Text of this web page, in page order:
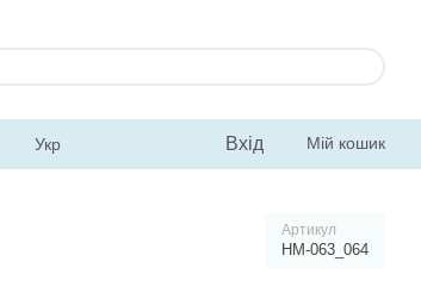
Укр Вхід Мій кошик
Артикул
HM-063_064